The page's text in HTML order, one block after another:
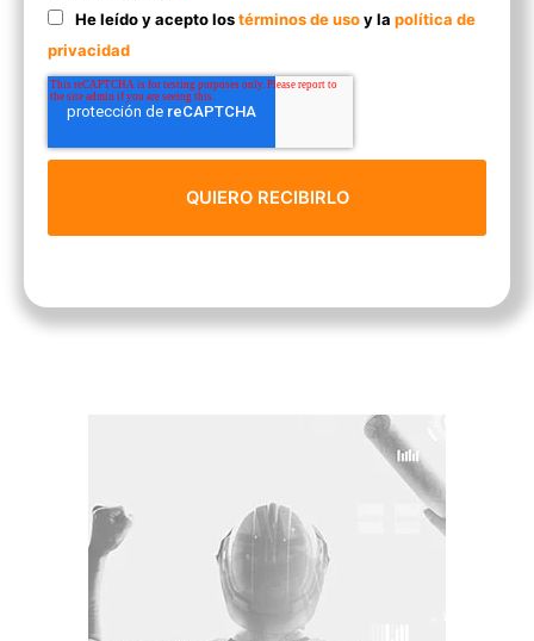
He leído y acepto lostérminos de usoy la política de
privacidad